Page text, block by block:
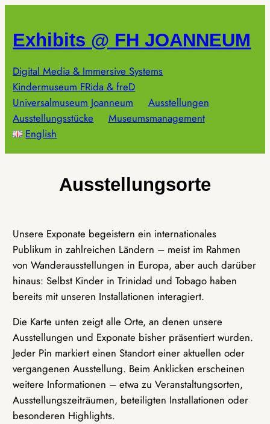
springen
Exhibits @ FH JOANNEUM
Digital Media & Immersive Systems
Kindermuseum FRida & freD
Universalmuseum Joanneum
Ausstellungen
Ausstellungsstücke
Museumsmanagement
English
Ausstellungsorte
Unsere Exponate begeistern ein internationales
Publikum in zahlreichen Ländern – meist im Rahmen
von Wanderausstellungen in Europa, aber auch darüber
hinaus: Selbst Kinder in Trinidad und Tobago haben
bereits mit unseren Installationen interagiert.
Die Karte unten zeigt alle Orte, an denen unsere
Ausstellungen und Exponate bisher präsentiert wurden.
Jeder Pin markiert einen Standort einer aktuellen oder
vergangenen Ausstellung. Beim Anklicken erscheinen
weitere Informationen – etwa zu Veranstaltungsorten,
Ausstellungszeiträumen, beteiligten Installationen oder
besonderen Highlights.